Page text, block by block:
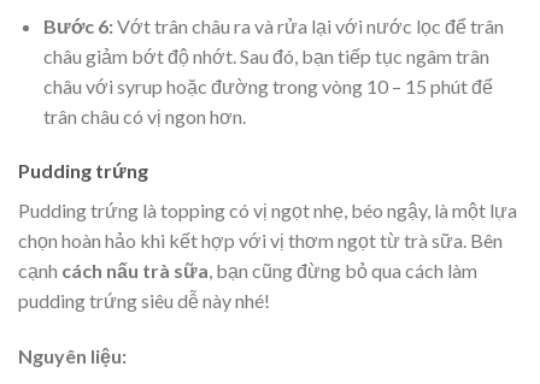
Bước 6:Vớt trân châu ra và rửa lại với nước lọc để trân
châu giảm bớt độ nhớt. Sau đó, bạn tiếp tục ngâm trân
châu với syrup hoặc đường trong vòng 10 – 15 phút để
trân châu có vị ngon hơn.
Pudding trứng
Pudding trứng là topping có vị ngọt nhẹ, béo ngậy, là một lựa
chọn hoàn hảo khi kết hợp với vị thơm ngọt từ trà sữa. Bên
cạnh cách nấu trà sữa, bạn cũng đừng bỏ qua cách làm
pudding trứng siêu dễ này nhé!
Nguyên liệu: